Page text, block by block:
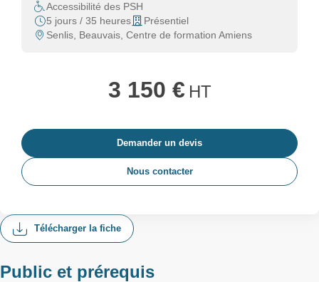
Télécharger la fiche
Public et prérequis
Accessibilité des PSH
5 jours / 35 heures
Présentiel
Senlis, Beauvais, Centre de formation Amiens
3 150 € HT
Demander un devis
Nous contacter